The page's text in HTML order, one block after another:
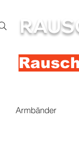
Armbänder